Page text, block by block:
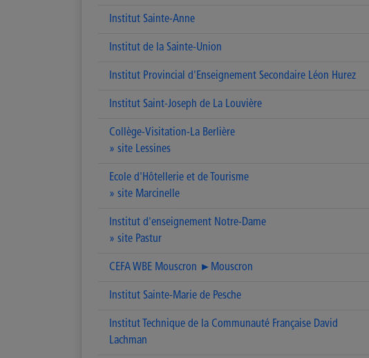
Institut Sainte-Anne
Institut de la Sainte-Union
Institut Provincial d'Enseignement Secondaire Léon Hurez
Institut Saint-Joseph de La Louvière
Collège-Visitation-La Berlière
» site Lessines
Ecole d'Hôtellerie et de Tourisme
» site Marcinelle
Institut d'enseignement Notre-Dame
» site Pastur
CEFA WBE Mouscron ►Mouscron
Institut Sainte-Marie de Pesche
Institut Technique de la Communauté Française David
Lachman